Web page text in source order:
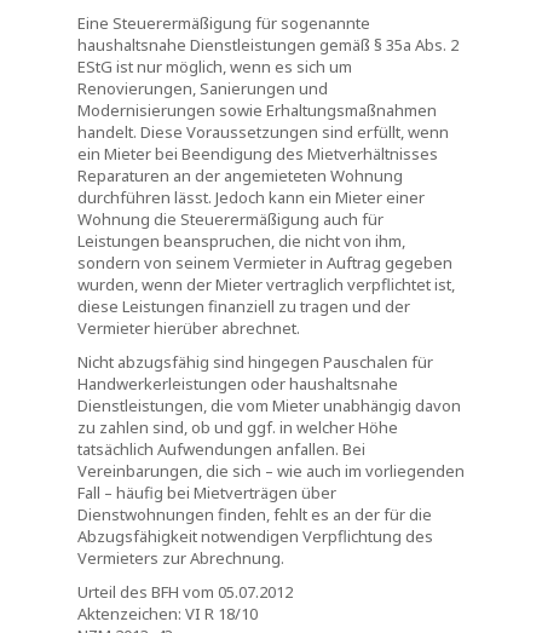
Eine Steuerermäßigung für sogenannte
haushaltsnahe Dienstleistungen gemäß § 35a Abs. 2
EStG ist nur möglich, wenn es sich um
Renovierungen, Sanierungen und
Modernisierungen sowie Erhaltungsmaßnahmen
handelt. Diese Voraussetzungen sind erfüllt, wenn
ein Mieter bei Beendigung des Mietverhältnisses
Reparaturen an der angemieteten Wohnung
durchführen lässt. Jedoch kann ein Mieter einer
Wohnung die Steuerermäßigung auch für
Leistungen beanspruchen, die nicht von ihm,
sondern von seinem Vermieter in Auftrag gegeben
wurden, wenn der Mieter vertraglich verpflichtet ist,
diese Leistungen finanziell zu tragen und der
Vermieter hierüber abrechnet.
Nicht abzugsfähig sind hingegen Pauschalen für
Handwerkerleistungen oder haushaltsnahe
Dienstleistungen, die vom Mieter unabhängig davon
zu zahlen sind, ob und ggf. in welcher Höhe
tatsächlich Aufwendungen anfallen. Bei
Vereinbarungen, die sich – wie auch im vorliegenden
Fall – häufig bei Mietverträgen über
Dienstwohnungen finden, fehlt es an der für die
Abzugsfähigkeit notwendigen Verpflichtung des
Vermieters zur Abrechnung.
Urteil des BFH vom 05.07.2012
Aktenzeichen: VI R 18/10